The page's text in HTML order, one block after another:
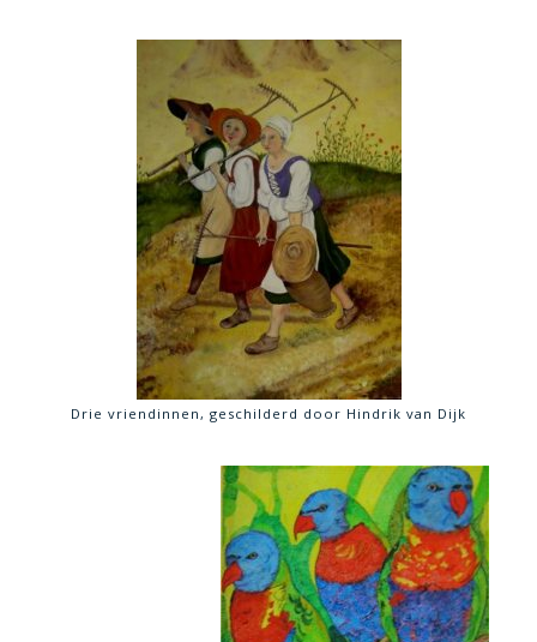
Drie vriendinnen, geschilderd door Hindrik van Dijk